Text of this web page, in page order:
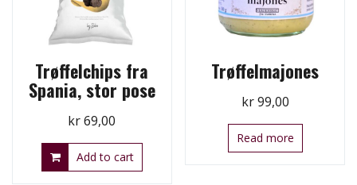
Trøffelchips fra
Spania, stor pose
kr69,00
Add to cart
Trøffelmajones
kr99,00
Read more